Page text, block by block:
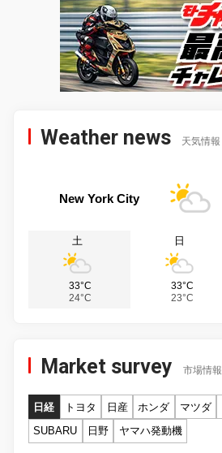
Weather news 天気情報
New York City
土
33°C
24°C
日
33°C
23°C
Market survey 市場情報
日経 トヨタ 日産 ホンダ マツダ
SUBARU
日野 ヤマハ発動機